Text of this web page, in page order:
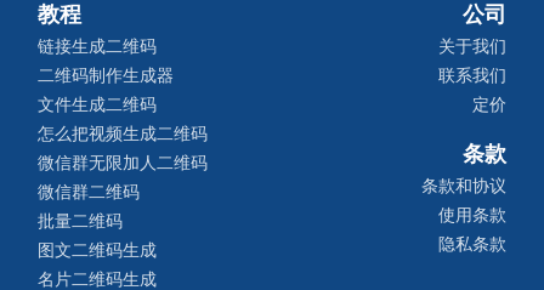
教程
链接生成二维码
二维码制作生成器
文件生成二维码
怎么把视频生成二维码
微信群无限加人二维码
微信群二维码
批量二维码
图文二维码生成
名片二维码生成
公司
关于我们
联系我们
定价
条款
条款和协议
使用条款
隐私条款